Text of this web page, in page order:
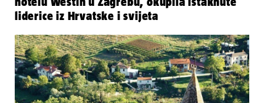
liderice iz Hrvatske i svijeta